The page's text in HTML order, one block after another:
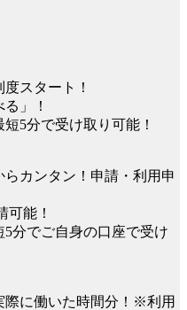
スタート！
」！
5分で受け取り可能！
らカンタン！申請・利用申
可能！
5分でご自身の口座で受け
際に働いた時間分！※利用